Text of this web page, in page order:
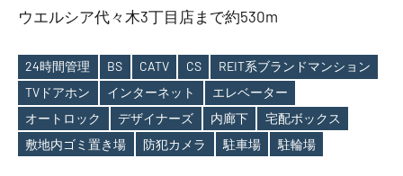
ウエルシア代々木3丁目店まで約530m
Tags
24時間管理 BS CATV CS
REIT系ブランドマンション
TVドアホン
インターネット
エレベーター
オートロック
デザイナーズ 内廊下
宅配ボックス
敷地内ゴミ置き場
防犯カメラ 駐車場 駐輪場